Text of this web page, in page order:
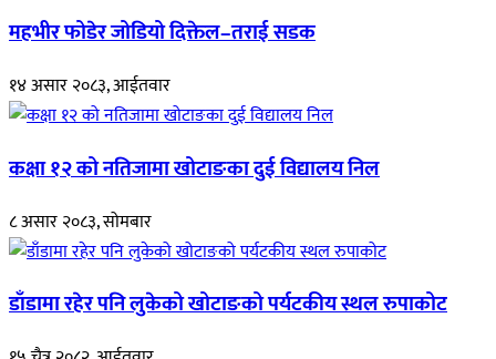
महभीर फोडेर जोडियो दिक्तेल–तराई सडक
१४ असार २०८३, आईतवार
कक्षा १२ को नतिजामा खोटाङका दुई विद्यालय निल
८ असार २०८३, सोमबार
डाँडामा रहेर पनि लुकेको खोटाङको पर्यटकीय स्थल रुपाकोट